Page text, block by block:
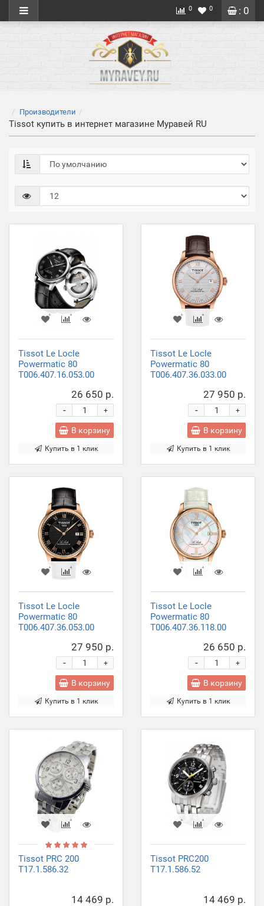
: 0
0 0
Производители
Tissot купить в интернет магазине Муравей RU
Tissot Le Locle
Powermatic 80
T006.407.16.053.00
26 650 р.
+
-
В корзину
Купить в 1 клик
Tissot Le Locle
Powermatic 80
T006.407.36.033.00
27 950 р.
+
-
В корзину
Купить в 1 клик
Tissot Le Locle
Powermatic 80
T006.407.36.053.00
27 950 р.
+
-
В корзину
Купить в 1 клик
Tissot Le Locle
Powermatic 80
T006.407.36.118.00
26 650 р.
+
-
В корзину
Купить в 1 клик
Tissot PRC 200
T17.1.586.32
14 469 р.
Tissot PRC200
T17.1.586.52
14 469 р.